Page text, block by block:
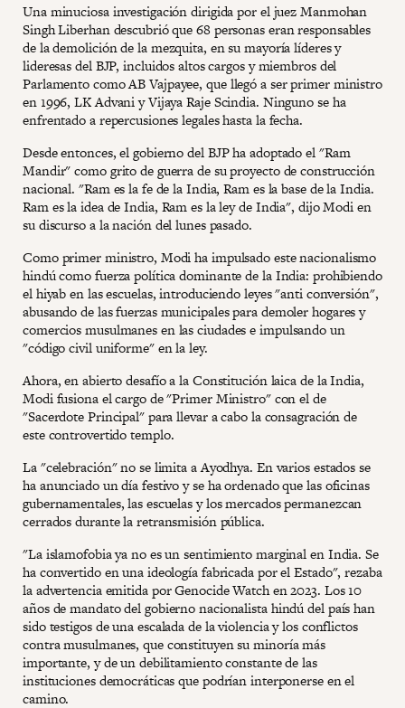
Una minuciosa investigación dirigida por el juez Manmohan
Singh Liberhan descubrió que 68 personas eran responsables
de la demolición de la mezquita, en su mayoría líderes y
lideresas del BJP, incluidos altos cargos y miembros del
Parlamento como AB Vajpayee, que llegó a ser primer ministro
en 1996, LK Advani y Vijaya Raje Scindia. Ninguno se ha
enfrentado a repercusiones legales hasta la fecha.
Desde entonces, el gobierno del BJP ha adoptado el "Ram
Mandir" como grito de guerra de su proyecto de construcción
nacional. "Ram es la fe de la India, Ram es la base de la India.
Ram es la idea de India, Ram es la ley de India", dijo Modi en
su discurso a la nación del lunes pasado.
Como primer ministro, Modi ha impulsado este nacionalismo
hindú como fuerza política dominante de la India: prohibiendo
el hiyab en las escuelas, introduciendo leyes "anti conversión",
abusando de las fuerzas municipales para demoler hogares y
comercios musulmanes en las ciudades e impulsando un
"código civil uniforme" en la ley.
Ahora, en abierto desafío a la Constitución laica de la India,
Modi fusiona el cargo de "Primer Ministro" con el de
"Sacerdote Principal" para llevar a cabo la consagración de
este controvertido templo.
La "celebración" no se limita a Ayodhya. En varios estados se
ha anunciado un día festivo y se ha ordenado que las oficinas
gubernamentales, las escuelas y los mercados permanezcan
cerrados durante la retransmisión pública.
"La islamofobia ya no es un sentimiento marginal en India. Se
ha convertido en una ideología fabricada por el Estado", rezaba
la advertencia emitida por Genocide Watch en 2023. Los 10
años de mandato del gobierno nacionalista hindú del país han
sido testigos de una escalada de la violencia y los conflictos
contra musulmanes, que constituyen su minoría más
importante, y de un debilitamiento constante de las
instituciones democráticas que podrían interponerse en el
camino.